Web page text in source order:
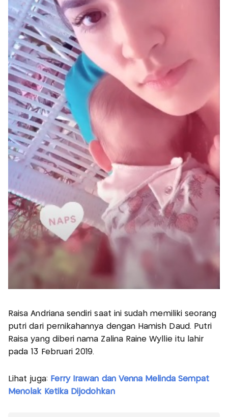
Raisa Andriana sendiri saat ini sudah memiliki seorang
putri dari pernikahannya dengan Hamish Daud. Putri
Raisa yang diberi nama Zalina Raine Wyllie itu lahir
pada 13 Februari 2019.
Lihat juga: Ferry Irawan dan Venna Melinda Sempat
Menolak Ketika Dijodohkan